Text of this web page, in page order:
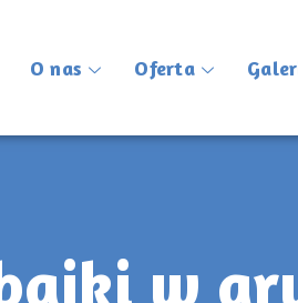
O nas Oferta
w